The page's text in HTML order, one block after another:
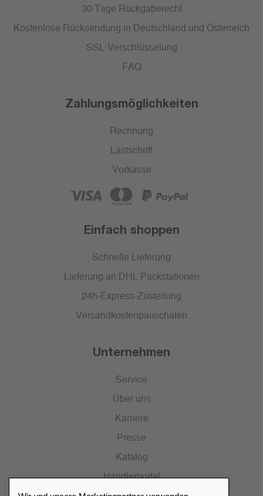
30 Tage Rückgaberecht
Kostenlose Rücksendung in Deutschland und Österreich
SSL-Verschlüsselung
FAQ
Zahlungsmöglichkeiten
Rechnung
Lastschrift
Vorkasse
Einfach shoppen
Schnelle Lieferung
Lieferung an DHL Packstationen
24h-Express-Zustellung
Versandkostenpauschalen
Unternehmen
Service
Über uns
Karriere
Presse
Katalog
Händlerportal